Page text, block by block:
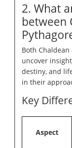
2. What
between
Both
uncover
destiny, and
in their
Key
Aspect